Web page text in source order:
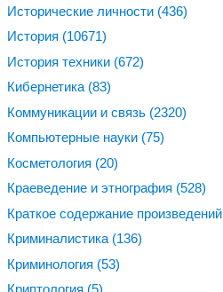
Исторические личности (436)
История (10671)
История техники (672)
Кибернетика (83)
Коммуникации и связь (2320)
Компьютерные науки (75)
Косметология (20)
Краеведение и этнография (528)
Краткое содержание произведений
Криминалистика (136)
Криминология (53)